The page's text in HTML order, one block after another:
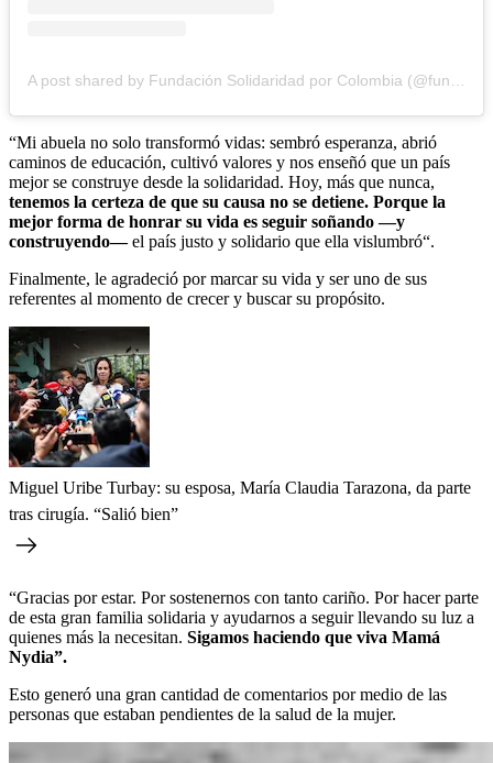
“Mi abuela no solo transformó vidas: sembró esperanza, abrió
caminos de educación, cultivó valores y nos enseñó que un país
mejor se construye desde la solidaridad. Hoy, más que nunca,
tenemos la certeza de que su causa no se detiene. Porque la
mejor forma de honrar su vida es seguir soñando —y
construyendo—el país justo y solidario que ella vislumbró“.
Finalmente, le agradeció por marcar su vida y ser uno de sus
referentes al momento de crecer y buscar su propósito.
Miguel Uribe Turbay: su esposa, María Claudia Tarazona, da parte
tras cirugía. “Salió bien”
“Gracias por estar. Por sostenernos con tanto cariño. Por hacer parte
de esta gran familia solidaria y ayudarnos a seguir llevando su luz a
quienes más la necesitan. Sigamos haciendo que viva Mamá
Nydia”.
Esto generó una gran cantidad de comentarios por medio de las
personas que estaban pendientes de la salud de la mujer.